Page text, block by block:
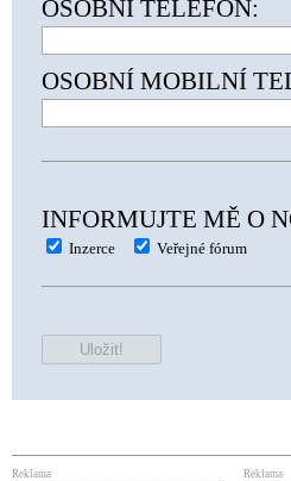
OSOBNÍ TELEFON:
OSOBNÍ MOBILNÍ
INFORMUJTE MĚ O
Inzerce Veřejné fórum
Reklama Reklama